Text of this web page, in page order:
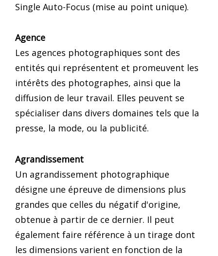
Single Auto-Focus (mise au point unique).
Agence
Les agences photographiques sont des
entités qui représentent et promeuvent les
intérêts des photographes, ainsi que la
diffusion de leur travail. Elles peuvent se
spécialiser dans divers domaines tels que la
presse, la mode, ou la publicité.
Agrandissement
Un agrandissement photographique
désigne une épreuve de dimensions plus
grandes que celles du négatif d'origine,
obtenue à partir de ce dernier. Il peut
également faire référence à un tirage dont
les dimensions varient en fonction de la